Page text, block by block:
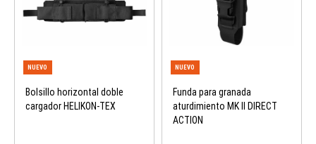
Bolsillo horizontal doble
cargador HELIKON-TEX
Funda para granada
aturdimiento MK II DIRECT
ACTION